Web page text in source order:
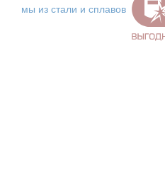
мы из стали и сплавов